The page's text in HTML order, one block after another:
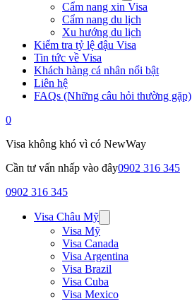
Cẩm nang xin Visa
Cẩm nang du lịch
Xu hướng du lịch
Kiểm tra tỷ lệ đậu Visa
Tin tức về Visa
Khách hàng cá nhân nổi bật
Liên hệ
FAQs (Những câu hỏi thường gặp)
0
Visa không khó vì có NewWay
Cần tư vấn nhấp vào đây0902 316 345
0902 316 345
Visa Châu Mỹ
Visa Mỹ
Visa Canada
Visa Argentina
Visa Brazil
Visa Cuba
Visa Mexico